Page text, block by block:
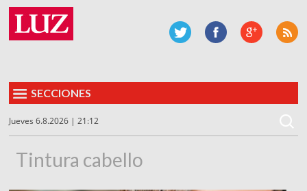
SECCIONES
Jueves 6.8.2026 | 21:12
Tintura cabello